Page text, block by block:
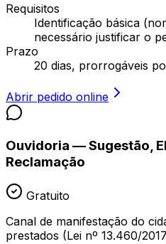
Requisitos
Identificação básica
necessário justificar o
Prazo
20 dias, prorrogáveis
Abrir pedido online
Ouvidoria — Sugestão,
Reclamação
Gratuito
Canal de manifestação do
prestados (Lei nº 13.460/